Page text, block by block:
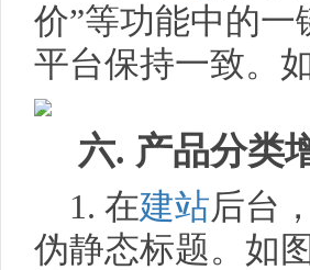
价”等功能中的
平台保持一致。
六. 产品分类
1. 在建站后台
伪静态标题。如